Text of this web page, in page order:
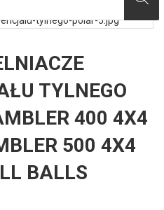
TYLNEGO
400 4X4
500 4X4
BALLS